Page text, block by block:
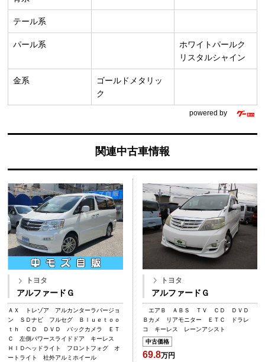
テール系
パール系
ホワイトパールク
リスタルシャイン
金系
ゴールドメタリッ
ク
powered by
関連中古車情報
トヨタ
アルファードＧ
ＡＸ トレゾア アルカンターラバージョ
ン ＳＤナビ フルセグ Ｂｌｕｅｔｏｏ
ｔｈ ＣＤ ＤＶＤ バックカメラ ＥＴ
Ｃ 左側パワースライドドア キーレス
ＨＩＤヘッドライト フロントフォグ オ
ートライト 社外アルミホイール
トヨタ
アルファードＧ
エアＢ ＡＢＳ ＴＶ ＣＤ ＤＶＤ
Ｂカメ リアモニター ＥＴＣ ドラレ
コ キーレス レーンアシスト
中古価格
69.8万円